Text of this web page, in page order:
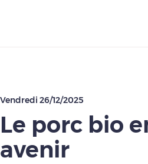
Vendredi 26/12/2025
Le porc bio
avenir